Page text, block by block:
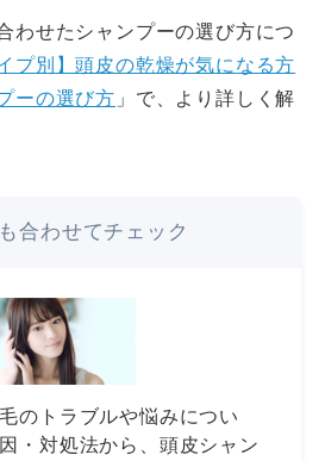
わせたシャンプーの選び方につ
プ別】頭皮の乾燥が気になる方
ーの選び方 」で、より詳しく解
合わせてチェック
のトラブルや悩みについ
・対処法から、頭皮シャン